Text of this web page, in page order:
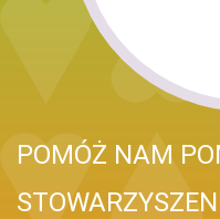
POMÓŻ NAM